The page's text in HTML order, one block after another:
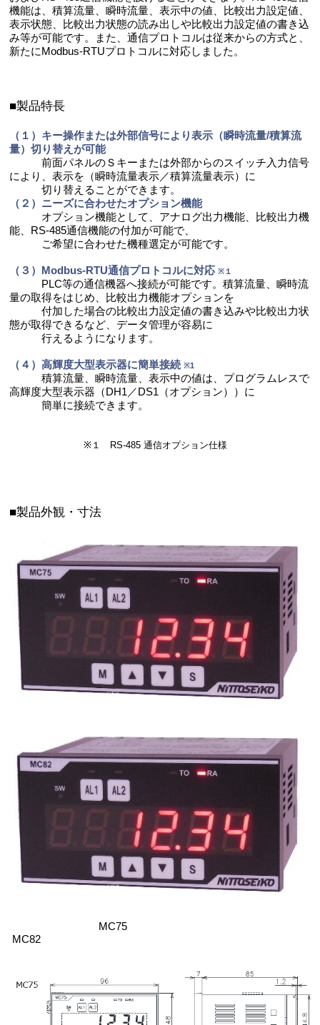
機能は、積算流量、瞬時流量、表示中の値、比較出力設定値、
表示状態、比較出力状態の読み出しや比較出力設定値の書き込
み等が可能です。また、通信プロトコルは従来からの方式と、
新たにModbus-RTUプロトコルに対応しました。
■製品特長
（１）キー操作または外部信号により表示（瞬時流量/積算流
量）切り替えが可能
前面パネルのＳキーまたは外部からのスイッチ入力信号
により、表示を（瞬時流量表示／積算流量表示）に
切り替えることができます。
（２）ニーズに合わせたオプション機能
オプション機能として、アナログ出力機能、比較出力機
能、RS-485通信機能の付加が可能で、
ご希望に合わせた機種選定が可能です。
（３）Modbus-RTU通信プロトコルに対応 ※１
PLC等の通信機器へ接続が可能です。積算流量、瞬時流
量の取得をはじめ、比較出力機能オプションを
付加した場合の比較出力設定値の書き込みや比較出力状
態が取得できるなど、データ管理が容易に
行えるようになります。
（４）高輝度大型表示器に簡単接続 ※1
積算流量、瞬時流量、表示中の値は、プログラムレスで
高輝度大型表示器（DH1／DS1（オプション））に
簡単に接続できます。
※１ RS-485 通信オプション仕様
■製品外観・寸法
MC75
MC82